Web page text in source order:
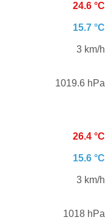
24.6 °C
15.7 °C
3 km/h
1019.6 hPa
26.4 °C
15.6 °C
3 km/h
1018 hPa